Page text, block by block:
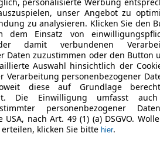
personalisierte Werbung
unser Angebot zu
zu analysieren. Klicken Sie den
dem Einsatz von
damit verbundenen
Daten zuzustimmen oder den Button
Auswahl hinsichtlich der
Verarbeitung personenbezogener
diese auf Grundlage
Die Einwilligung umfasst
personenbezogener
nach Art. 49 (1) (a) DSGVO.
erteilen, klicken Sie bitte hier.